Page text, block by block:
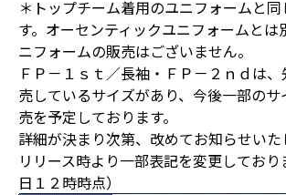
＊トップチーム着用のユニフォームと
す。オーセンティックユニフォームとは
ニフォームの販売はございません。
ＦＰ－１ｓｔ／長袖・ＦＰ－２ｎｄは
売しているサイズがあり、今後一部の
売を予定しております。
詳細が決まり次第、改めてお知らせいた
リリース時より一部表記を変更しており
日１２時時点）